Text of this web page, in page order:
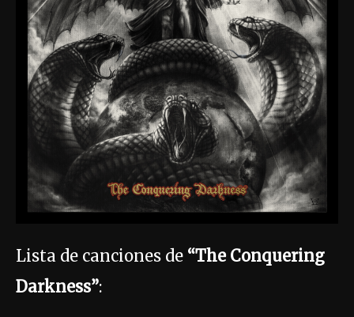
Lista de canciones de “The Conquering
Darkness”: